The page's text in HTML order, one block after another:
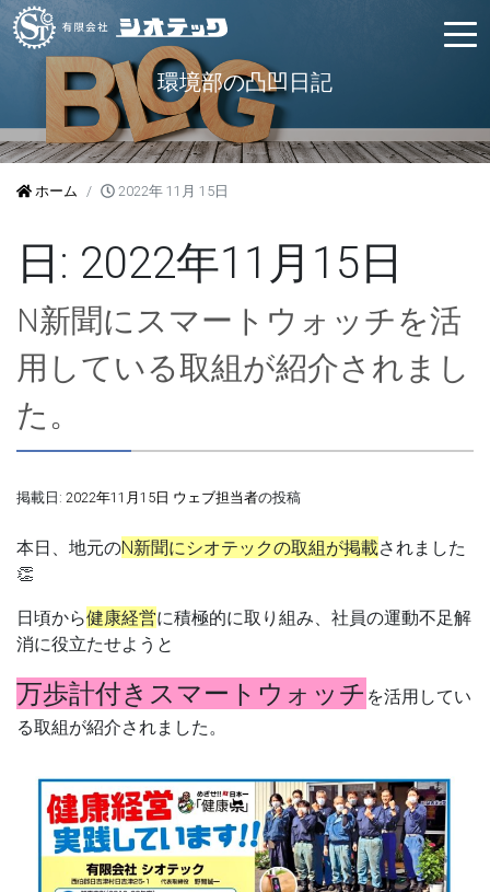
環境部の凸凹日記
ホーム 2022年 11月 15日
日: 2022年11月15日
N新聞にスマートウォッチを活
用している取組が紹介されまし
た。
掲載日: 2022年11月15日 ウェブ担当者の投稿
本日、地元のN新聞にシオテックの取組が掲載されました
👏
日頃から健康経営に積極的に取り組み、社員の運動不足解
消に役立たせようと
万歩計付き スマートウォッチ を活用してい
る取組が紹介されました。